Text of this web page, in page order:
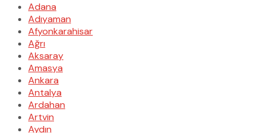
Adana
Adıyaman
Afyonkarahisar
Ağrı
Aksaray
Amasya
Ankara
Antalya
Ardahan
Artvin
Aydın